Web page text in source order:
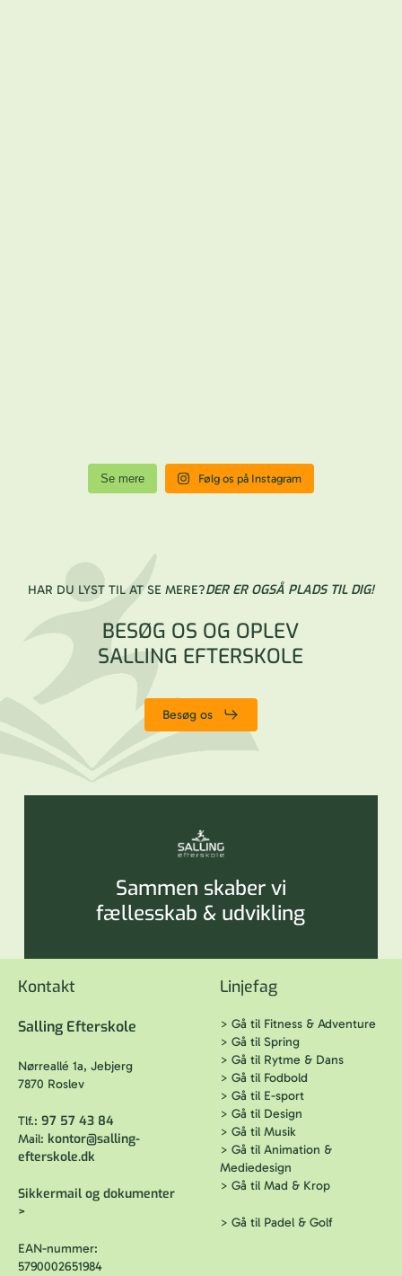
Se mere Følg os på Instagram
HAR DU LYST TIL AT SE MERE?DER ER OGSÅ PLADS TIL DIG!
BESØG OS OG OPLEV
SALLING EFTERSKOLE
Besøg os
Sammen skaber vi
fællesskab & udvikling
Kontakt
Salling Efterskole
Nørreallé 1a, Jebjerg
7870 Roslev
Tlf.: 97 57 43 84
Mail: kontor@salling-
efterskole.dk
Sikkermail og dokumenter
>
EAN-nummer:
5790002651984
Linjefag
> Gå til Fitness & Adventure
> Gå til Spring
> Gå til Rytme & Dans
> Gå til Fodbold
> Gå til E-sport
> Gå til Design
> Gå til Musik
> Gå til Animation &
Mediedesign
> Gå til Mad & Krop
> Gå til Padel & Golf